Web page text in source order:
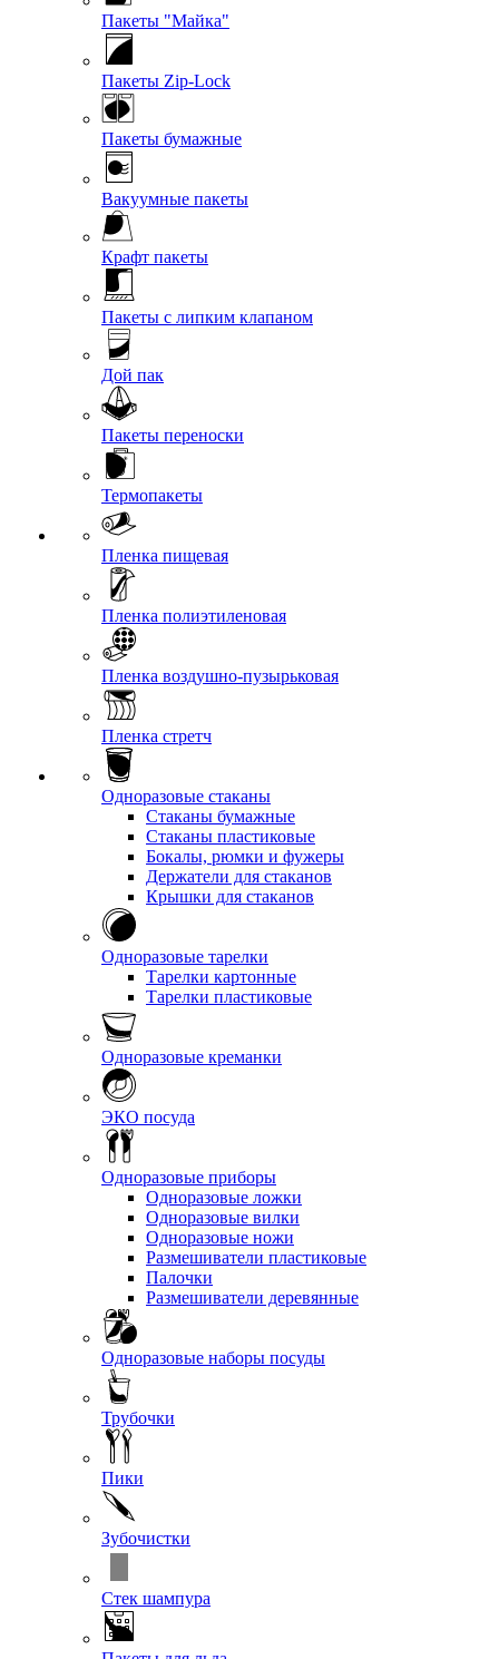
Пакеты "Майка"
Пакеты Zip-Lock
Пакеты бумажные
Вакуумные пакеты
Крафт пакеты
Пакеты с липким клапаном
Дой пак
Пакеты переноски
Термопакеты
Пленка пищевая
Пленка полиэтиленовая
Пленка воздушно-пузырьковая
Пленка стретч
Одноразовые стаканы
Стаканы бумажные
Стаканы пластиковые
Бокалы, рюмки и фужеры
Держатели для стаканов
Крышки для стаканов
Одноразовые тарелки
Тарелки картонные
Тарелки пластиковые
Одноразовые креманки
ЭКО посуда
Одноразовые приборы
Одноразовые ложки
Одноразовые вилки
Одноразовые ножи
Размешиватели пластиковые
Палочки
Размешиватели деревянные
Одноразовые наборы посуды
Трубочки
Пики
Зубочистки
Стек шампура